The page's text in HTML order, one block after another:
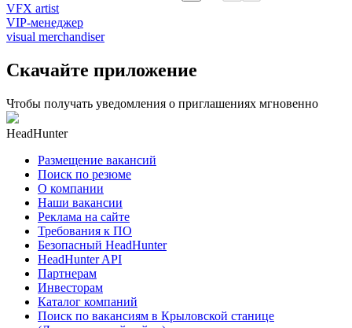
VFX artist
VIP-менеджер
visual merchandiser
Скачайте приложение
Чтобы получать уведомления о приглашениях мгновенно
HeadHunter
Размещение вакансий
Поиск по резюме
О компании
Наши вакансии
Реклама на сайте
Требования к ПО
Безопасный HeadHunter
HeadHunter API
Партнерам
Инвесторам
Каталог компаний
Поиск по вакансиям в Крыловской станице